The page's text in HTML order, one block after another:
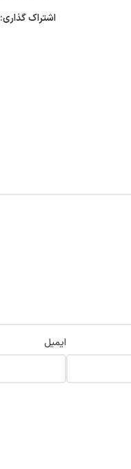
اشتراک گذاری:
ایمیل